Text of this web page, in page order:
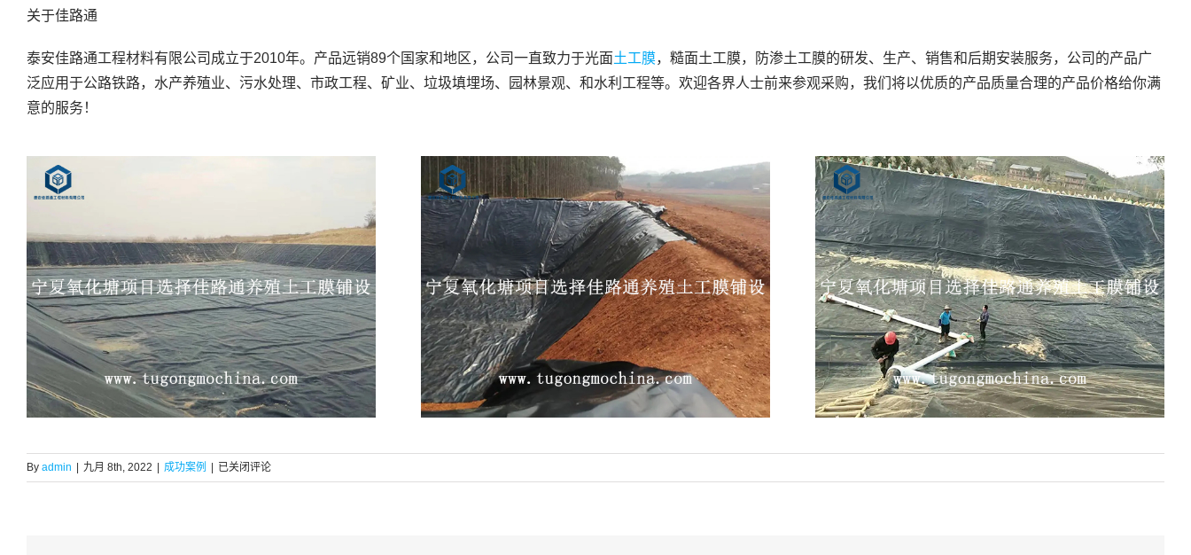
关于佳路通
泰安佳路通工程材料有限公司成立于2010年。产品远销89个国家和地区，公司一直致力于光面土工膜，糙面土工膜，防渗土工膜的研发、生产、销售和后期安装服务，公司的产品广
泛应用于公路铁路，水产养殖业、污水处理、市政工程、矿业、垃圾填埋场、园林景观、和水利工程等。欢迎各界人士前来参观采购，我们将以优质的产品质量合理的产品价格给你满
意的服务！
By admin 九月 8th, 2022 成功案例
宁
夏
已关闭评论